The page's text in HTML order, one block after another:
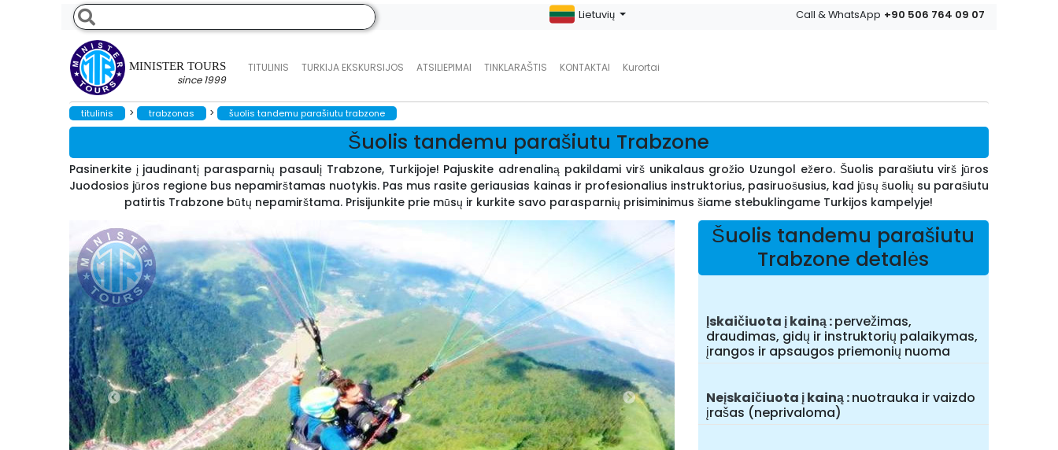
MINISTER TOURS
since 1999
TITULINIS TURKIJA EKSKURSIJOS ATSILIEPIMAI TINKLARAŠTIS KONTAKTAI Kurortai
Lietuvių Call & WhatsApp +90 506 764 09 07
titulinis > trabzonas > šuolis tandemu parašiutu trabzone
Šuolis tandemu parašiutu Trabzone
Pasinerkite į jaudinantį parasparnių pasaulį Trabzone, Turkijoje! Pajuskite adrenaliną pakildami virš unikalaus grožio Uzungol ežero. Šuolis parašiutu virš jūros
Juodosios jūros regione bus nepamirštamas nuotykis. Pas mus rasite geriausias kainas ir profesionalius instruktorius, pasiruošusius, kad jūsų šuolių su parašiutu
patirtis Trabzone būtų nepamirštama. Prisijunkite prie mūsų ir kurkite savo parasparnių prisiminimus šiame stebuklingame Turkijos kampelyje!
Šuolis tandemu parašiutu
Trabzone detalės
Įskaičiuota į kainą pervežimas,
draudimas, gidų ir instruktorių palaikymas,
įrangos ir apsaugos priemonių nuoma
Neįskaičiuota į kainą nuotrauka ir vaizdo
įrašas (neprivaloma)